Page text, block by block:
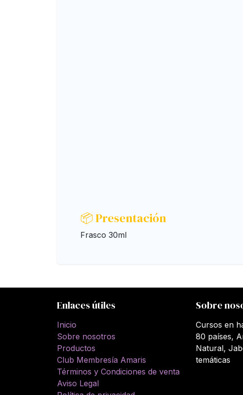
📦 Presentación
Frasco 30ml
Enlaces útiles
Inicio
Sobre nosotros
Productos
Club Membresía Amaris
Términos y Condiciones de venta
Aviso Legal
Sobre
Cursos en
80 países,
Natural,
temáticas